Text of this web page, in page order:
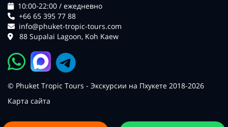
10:00-22:00 / ежедневно
+66 65 395 77 88
info@phuket-tropic-tours.com
88 Supalai Lagoon, Koh Kaew
© Phuket Tropic Tours - Экскурсии на Пхукете 2018-2026
Карта сайта